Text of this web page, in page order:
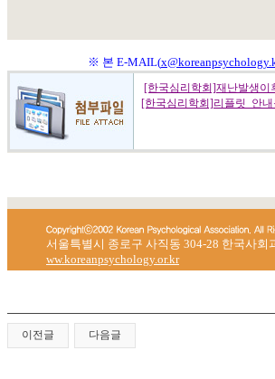
※ 본 E-MAIL(
[한국심리학회]재난발생이
[한국심리학회]리플릿_안내
서울특별시 종로구 사직동 304-28 한국사회
ww.koreanpsychology.or.kr
이전글 다음글